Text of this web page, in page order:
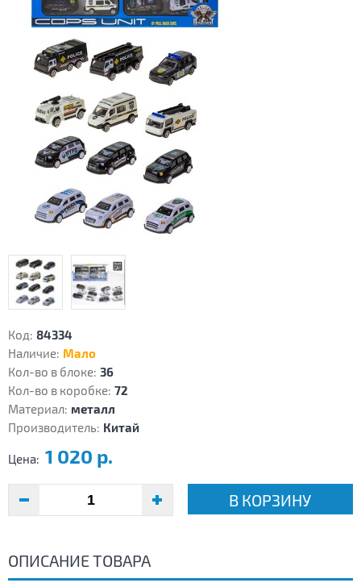
Код: 84334
Наличие: Мало
Кол-во в блоке: 36
Кол-во в коробке: 72
Материал: металл
Производитель: Китай
Цена: 1 020 р.
В КОРЗИНУ
ОПИСАНИЕ ТОВАРА